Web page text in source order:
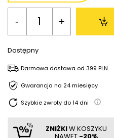
- +
Dostępny
Darmowa dostawa od 399 PLN
Gwarancja na 24 miesięcy
Szybkie zwroty do14 dni
ZNIŻKIW KOSZYKU